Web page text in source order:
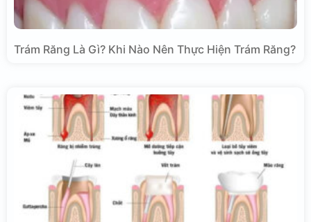
Trám Răng Là Gì? Khi Nào Nên Thực Hiện Trám Răng?